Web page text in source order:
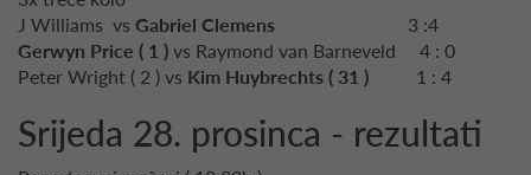
J Williams vs Gabriel Clemens
3 :4
Gerwyn Price ( 1 ) vs Raymond van Barneveld 4 : 0
Peter Wright ( 2 ) vs Kim Huybrechts ( 31 ) 1 : 4
Srijeda 28. prosinca - rezultati